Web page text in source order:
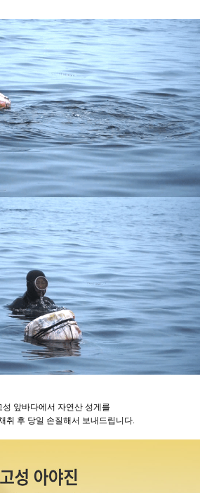
성 앞바다에서 자연산 성게를
취 후 당일 손질해서 보내드립니다.